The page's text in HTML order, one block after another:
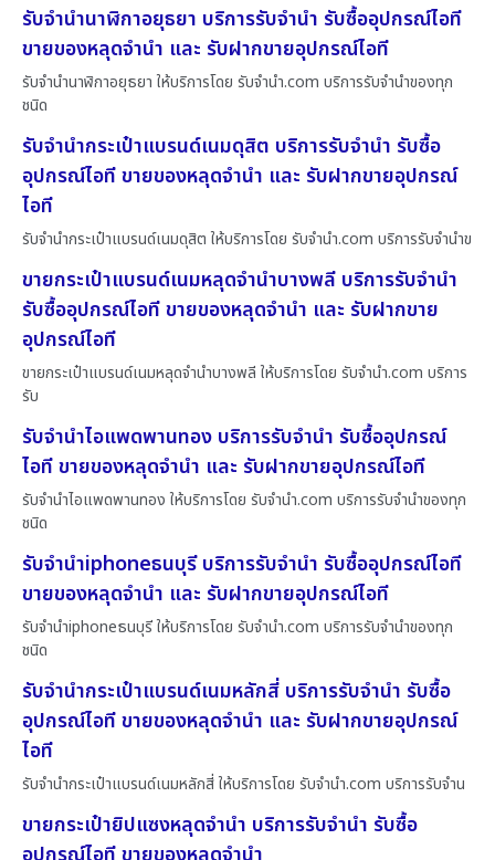
รับจำนำนาฬิกาอยุธยา บริการรับจำนำ รับซื้ออุปกรณ์ไอที
ขายของหลุดจำนำ และ รับฝากขายอุปกรณ์ไอที
รับจำนำนาฬิกาอยุธยา ให้บริการโดย รับจํานํา.com บริการรับจำนำของทุก
ชนิด
รับจำนำกระเป๋าแบรนด์เนมดุสิต บริการรับจำนำ รับซื้อ
อุปกรณ์ไอที ขายของหลุดจำนำ และ รับฝากขายอุปกรณ์
ไอที
รับจำนำกระเป๋าแบรนด์เนมดุสิต ให้บริการโดย รับจํานํา.com บริการรับจำนำข
ขายกระเป๋าแบรนด์เนมหลุดจำนำบางพลี บริการรับจำนำ
รับซื้ออุปกรณ์ไอที ขายของหลุดจำนำ และ รับฝากขาย
อุปกรณ์ไอที
ขายกระเป๋าแบรนด์เนมหลุดจำนำบางพลี ให้บริการโดย รับจํานํา.com บริการ
รับ
รับจำนำไอแพดพานทอง บริการรับจำนำ รับซื้ออุปกรณ์
ไอที ขายของหลุดจำนำ และ รับฝากขายอุปกรณ์ไอที
รับจำนำไอแพดพานทอง ให้บริการโดย รับจํานํา.com บริการรับจำนำของทุก
ชนิด
รับจำนำiphoneธนบุรี บริการรับจำนำ รับซื้ออุปกรณ์ไอที
ขายของหลุดจำนำ และ รับฝากขายอุปกรณ์ไอที
รับจำนำiphoneธนบุรี ให้บริการโดย รับจํานํา.com บริการรับจำนำของทุก
ชนิด
รับจำนำกระเป๋าแบรนด์เนมหลักสี่ บริการรับจำนำ รับซื้อ
อุปกรณ์ไอที ขายของหลุดจำนำ และ รับฝากขายอุปกรณ์
ไอที
รับจำนำกระเป๋าแบรนด์เนมหลักสี่ ให้บริการโดย รับจํานํา.com บริการรับจำน
ขายกระเป๋ายิปแซงหลุดจำนำ บริการรับจำนำ รับซื้อ